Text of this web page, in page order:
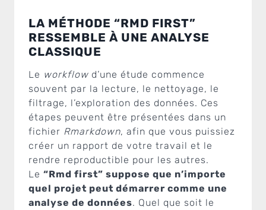
LA MÉTHODE “RMD FIRST”
RESSEMBLE À UNE ANALYSE
CLASSIQUE
Le workflow d’une étude commence
souvent par la lecture, le nettoyage, le
filtrage, l’exploration des données. Ces
étapes peuvent être présentées dans un
fichier Rmarkdown, afin que vous puissiez
créer un rapport de votre travail et le
rendre reproductible pour les autres.
Le “Rmd first” suppose que n’importe
quel projet peut démarrer comme une
analyse de données. Quel que soit le